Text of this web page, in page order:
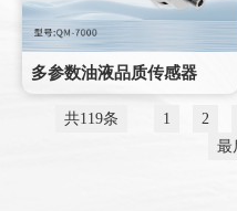
多参数油液品质传感器
共119条 1 2
最